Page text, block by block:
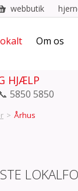
webbutik
Om os
HJÆLP
5850 5850
> Århus